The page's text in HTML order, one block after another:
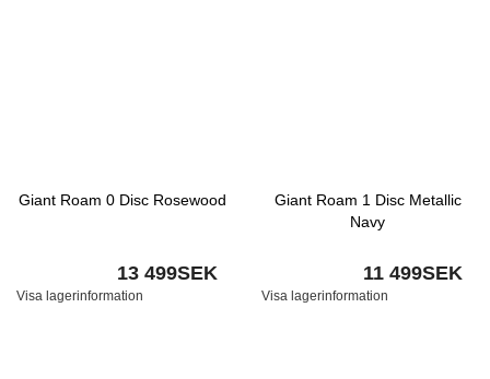
Giant Roam 0 Disc Rosewood
13 499SEK
Visa lagerinformation
Giant Roam 1 Disc Metallic
Navy
11 499SEK
Visa lagerinformation